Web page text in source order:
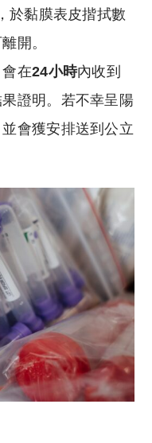
於黏膜表皮揩拭數
開。
在24小時內收到
證明。若不幸呈陽
會獲安排送到公立